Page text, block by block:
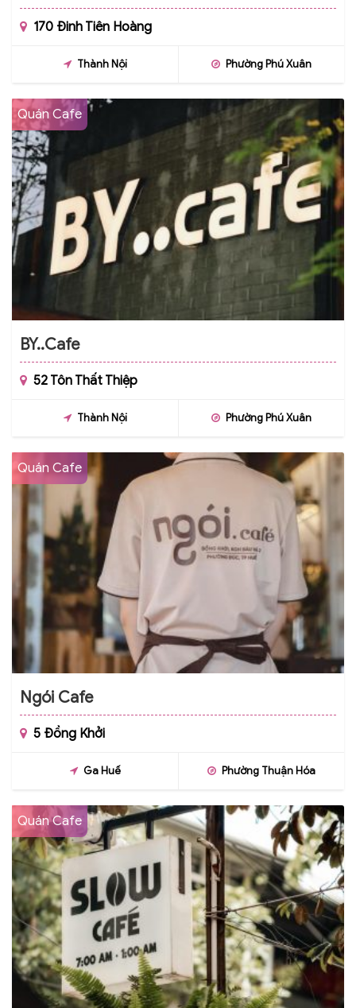
170 Đinh Tiên Hoàng
Thành Nội Phường Phú Xuân
Quán Cafe
BY..Cafe
52 Tôn Thất Thiệp
Thành Nội Phường Phú Xuân
Quán Cafe
Ngói Cafe
5 Đồng Khởi
Ga Huế Phường Thuận Hóa
Quán Cafe